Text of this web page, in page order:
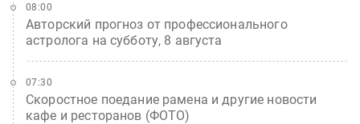
Авторский прогноз от профессионального
астролога на субботу, 8 августа
08:00
Скоростное поедание рамена и другие новости
кафе и ресторанов (ФОТО)
07:30